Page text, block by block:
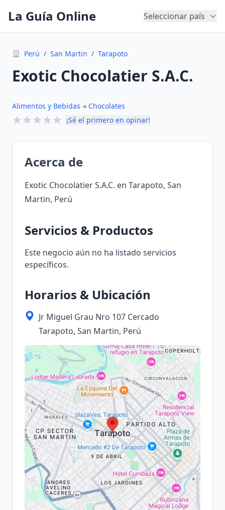
La Guía Online Seleccionar país
Perú / San Martin / Tarapoto
Exotic Chocolatier S.A.C.
Alimentos y Bebidas
Chocolates
¡Sé el primero en opinar!
Acerca de
Exotic Chocolatier S.A.C. en Tarapoto, San
Martin, Perú
Servicios & Productos
Este negocio aún no ha listado servicios
específicos.
Horarios & Ubicación
Jr Miguel Grau Nro 107 Cercado
Tarapoto, San Martin, Perú